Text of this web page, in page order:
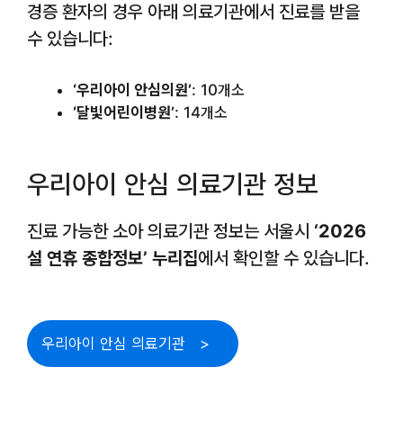
경증 환자의 경우 아래 의료기관에서 진료를 받을
수 있습니다:
‘우리아이 안심의원’: 10개소
‘달빛어린이병원’: 14개소
우리아이 안심 의료기관 정보
진료 가능한 소아 의료기관 정보는 서울시 ‘2026
설 연휴 종합정보’ 누리집에서 확인할 수 있습니다.
우리아이 안심 의료기관